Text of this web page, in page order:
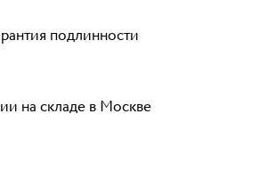
подлинности
на складе в Москве